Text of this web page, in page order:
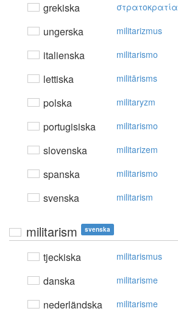
grekiska στρατoκρατία
ungerska militarizmus
italienska militarismo
lettiska militārisms
polska militaryzm
portugisiska militarismo
slovenska militarizem
spanska militarismo
svenska militarism
militarism svenska
tjeckiska militarismus
danska militarisme
nederländska militarisme